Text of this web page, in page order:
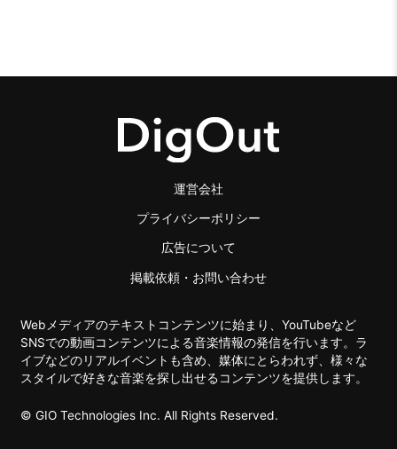
運営会社
プライバシーポリシー
広告について
掲載依頼・お問い合わせ
Webメディアのテキストコンテンツに始まり、YouTubeなど
SNSでの動画コンテンツによる音楽情報の発信を行います。ラ
イブなどのリアルイベントも含め、媒体にとらわれず、様々な
スタイルで好きな音楽を探し出せるコンテンツを提供します。
© GIO Technologies Inc. All Rights Reserved.